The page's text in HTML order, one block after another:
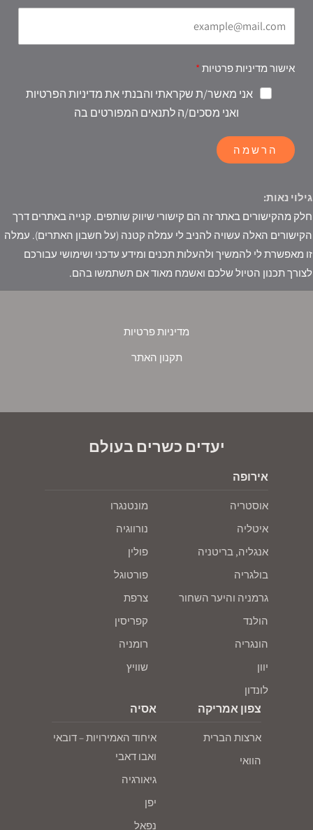
אישור מדיניות פרטיות
אני מאשר/ת שקראתי והבנתי את מדיניות הפרטיות
ואני מסכים/ה לתנאים המפורטים בה
הרשמה
גילוי נאות:
חלק מהקישורים באתר זה הם קישורי שיווק שותפים. קנייה באתרים דרך
הקישורים האלה עשויה להניב לי עמלה קטנה (על חשבון האתרים). עמלה
זו מאפשרת לי להמשיך ולהעלות תכנים ומידע עדכני ושימושי עבורכם
לצורך תכנון הטיול שלכם ואשמח מאוד אם תשתמשו בהם.
מדיניות פרטיות
תקנון האתר
יעדים כשרים בעולם
אירופה
אוסטריה
איטליה
אנגליה, בריטניה
בולגריה
גרמניה והיער השחור
הולנד
הונגריה
יוון
לונדון
מונטנגרו
נורווגיה
פולין
פורטוגל
צרפת
קפריסין
רומניה
שוויץ
צפון אמריקה
ארצות הברית
הוואי
אסיה
איחוד האמירויות – דובאי
ואבו דאבי
גיאורגיה
יפן
נפאל